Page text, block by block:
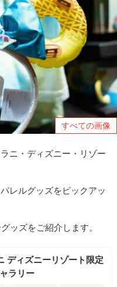
すべての画像
ニ・ディズニー・リゾー
レルグッズをピックアッ
ッズをご紹介します。
ディズニーリゾート限定
ラリー